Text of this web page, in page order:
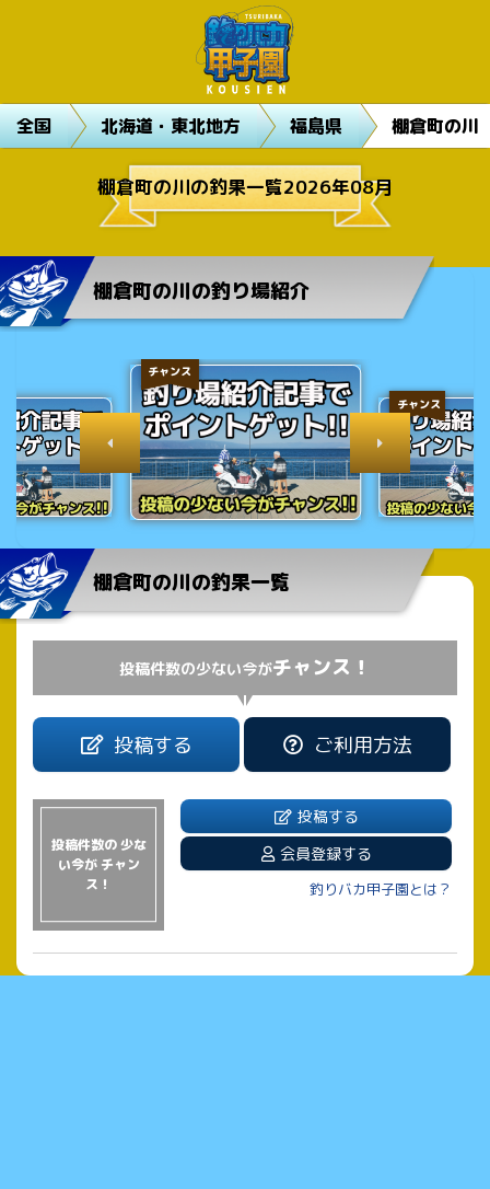
全国 北海道・東北地方 福島県 棚倉町の川
棚倉町の川の釣果一覧2026年08月
棚倉町の川の釣り場紹介
チャンス
チャンス
棚倉町の川の釣果一覧
投稿件数の少ない今がチャンス！
投稿する ご利用方法
投稿件数の 少な
い今が チャン
ス！
投稿する
会員登録する
釣りバカ甲子園とは？